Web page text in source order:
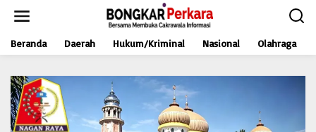
t
Beranda Daerah Hukum/Kriminal Nasional Olahraga